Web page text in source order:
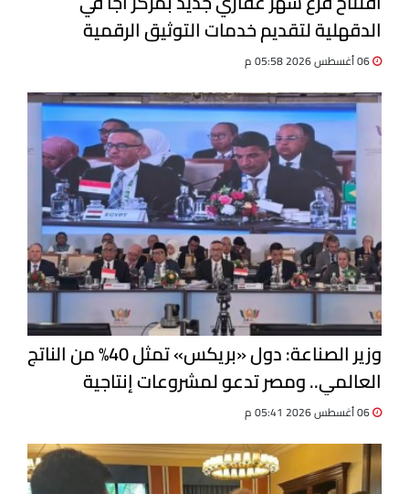
الدقهلية لتقديم خدمات التوثيق الرقمية
وزير الصناعة: دول «بريكس» تمثل 40% من الناتج
العالمي.. ومصر تدعو لمشروعات إنتاجية
مشتركة